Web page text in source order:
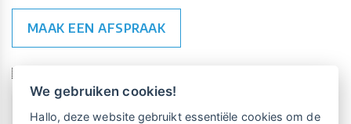
MAAK EEN AFSPRAAK
🇪🇺 🇧🇪
We gebruiken cookies!
Hallo, deze website gebruikt essentiële cookies om de
Vrijblijvende kennismaking?Boek